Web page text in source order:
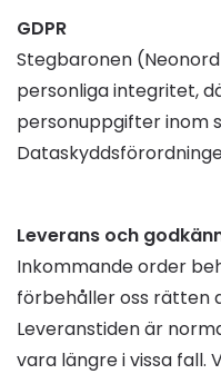
GDPR
Stegbaronen
personliga integritet,
personuppgifter inom
Leverans och
Inkommande order
förbehåller oss rätten
Leveranstiden är
vara längre i vissa fall.